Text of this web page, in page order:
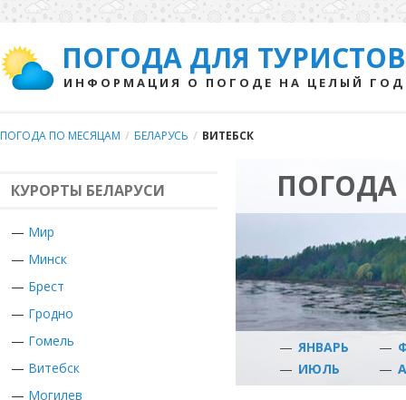
ПОГОДА ДЛЯ ТУРИСТОВ
ИНФОРМАЦИЯ О ПОГОДЕ НА ЦЕЛЫЙ ГОД
ПОГОДА ПО МЕСЯЦАМ / БЕЛАРУСЬ / ВИТЕБСК
КУРОРТЫ БЕЛАРУСИ
— Мир
— Минск
— Брест
— Гродно
— Гомель
— Витебск
— Могилев
ПОГОДА
— ЯНВАРЬ —
— ИЮЛЬ —